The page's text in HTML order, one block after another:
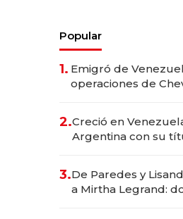
Popular
1. Emigró de
operaciones de
2.Creció en
Argentina con su
las marcas "fast
3.De Paredes y
a Mirtha Legrand: